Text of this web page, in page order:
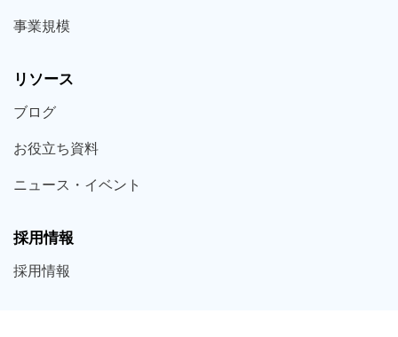
事業規模
リソース
ブログ
お役立ち資料
ニュース・ イベント
採用情報
採用情報